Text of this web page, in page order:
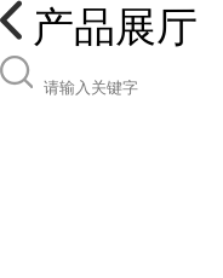
产品展厅